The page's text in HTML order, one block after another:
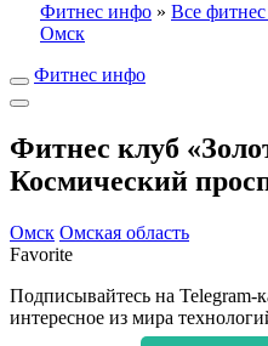
Фитнес инфо » Все
Омск
Фитнес инфо
Фитнес клуб
Космический
Омск Омская область
Favorite
Подписывайтесь на Telegram-
интересное из мира